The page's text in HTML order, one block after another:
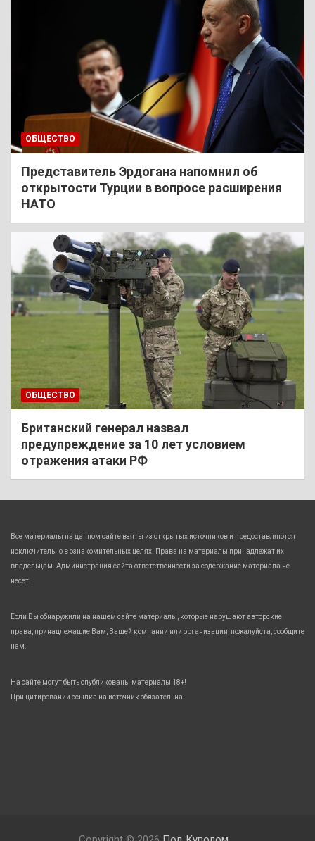
ОБЩЕСТВО
Представитель Эрдогана напомнил об
открытости Турции в вопросе расширения
НАТО
ОБЩЕСТВО
Британский генерал назвал
предупреждение за 10 лет условием
отражения атаки РФ
Все материалы на данном сайте взяты из открытых источников и предоставляются
исключительно в ознакомительных целях. Права на материалы принадлежат их
владельцам. Администрация сайта ответственности за содержание материала не
несет.
Если Вы обнаружили на нашем сайте материалы, которые нарушают авторские
права, принадлежащие Вам, Вашей компании или организации, пожалуйста, сообщите
нам.
На сайте могут быть опубликованы материалы 18+!
При цитировании ссылка на источник обязательна.